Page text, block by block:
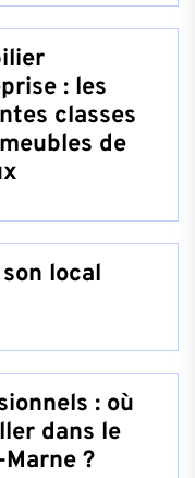
: les
classes
de
local
: où
dans le
?